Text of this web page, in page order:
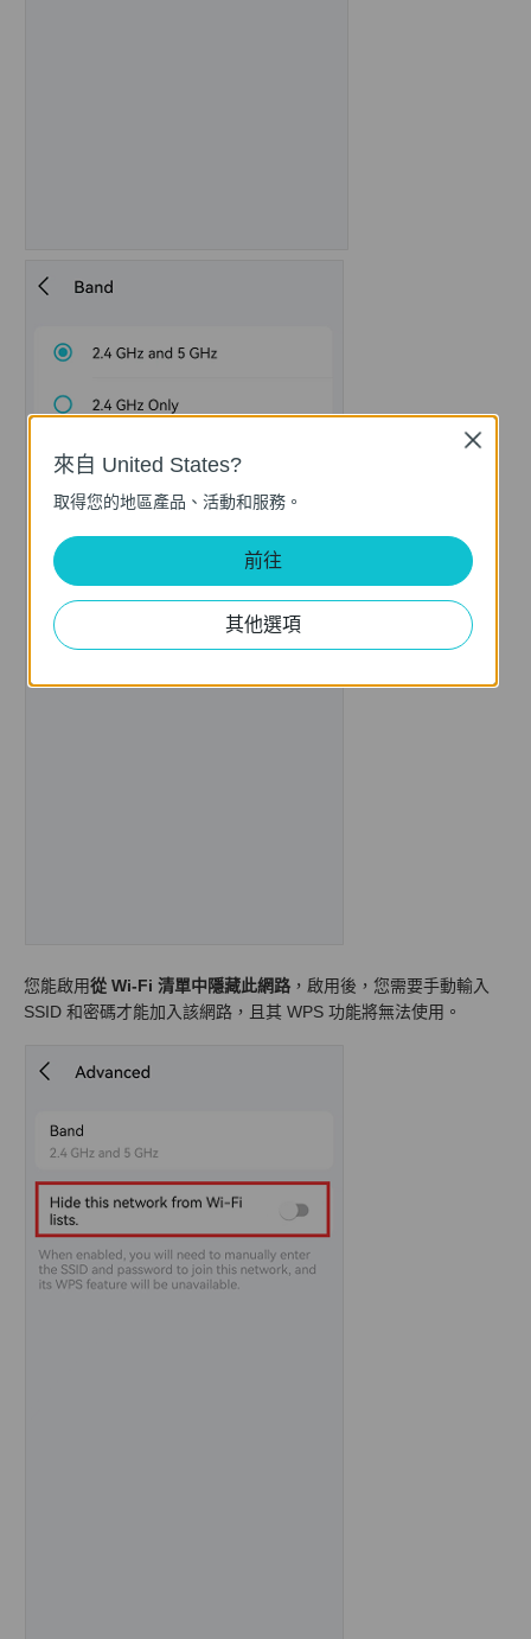
您能啟用從 Wi-Fi 清單中隱藏此網路 ，啟用後，您需要手動輸入
SSID 和密碼才能加入該網路，且其 WPS 功能將無法使用。
來自 United States?
取得您的地區產品、活動和服務。
前往
其他選項
Close